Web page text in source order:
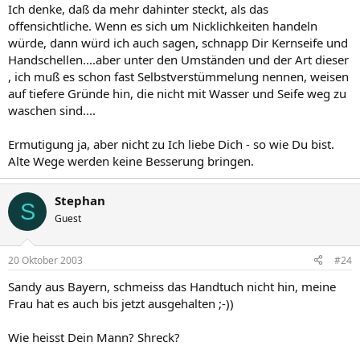
Ich denke, daß da mehr dahinter steckt, als das
offensichtliche. Wenn es sich um Nicklichkeiten handeln
würde, dann würd ich auch sagen, schnapp Dir Kernseife und
Handschellen....aber unter den Umständen und der Art dieser
, ich muß es schon fast Selbstverstümmelung nennen, weisen
auf tiefere Gründe hin, die nicht mit Wasser und Seife weg zu
waschen sind....
Ermutigung ja, aber nicht zu Ich liebe Dich - so wie Du bist.
Alte Wege werden keine Besserung bringen.
S Stephan
Guest
20 Oktober 2003 #24
Sandy aus Bayern, schmeiss das Handtuch nicht hin, meine
Frau hat es auch bis jetzt ausgehalten ;-))
Wie heisst Dein Mann? Shreck?